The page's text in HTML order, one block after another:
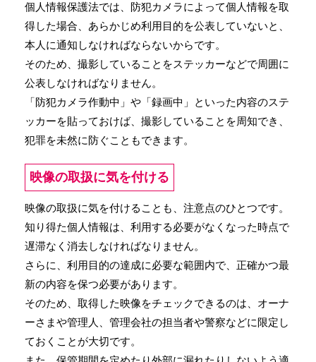
個人情報保護法では、防犯カメラによって個人情報を取
得した場合、あらかじめ利用目的を公表していないと、
本人に通知しなければならないからです。
そのため、撮影していることをステッカーなどで周囲に
公表しなければなりません。
「防犯カメラ作動中」や「録画中」といった内容のステ
ッカーを貼っておけば、撮影していることを周知でき、
犯罪を未然に防ぐこともできます。
映像の取扱に気を付ける
映像の取扱に気を付けることも、注意点のひとつです。
知り得た個人情報は、利用する必要がなくなった時点で
遅滞なく消去しなければなりません。
さらに、利用目的の達成に必要な範囲内で、正確かつ最
新の内容を保つ必要があります。
そのため、取得した映像をチェックできるのは、オーナ
ーさまや管理人、管理会社の担当者や警察などに限定し
ておくことが大切です。